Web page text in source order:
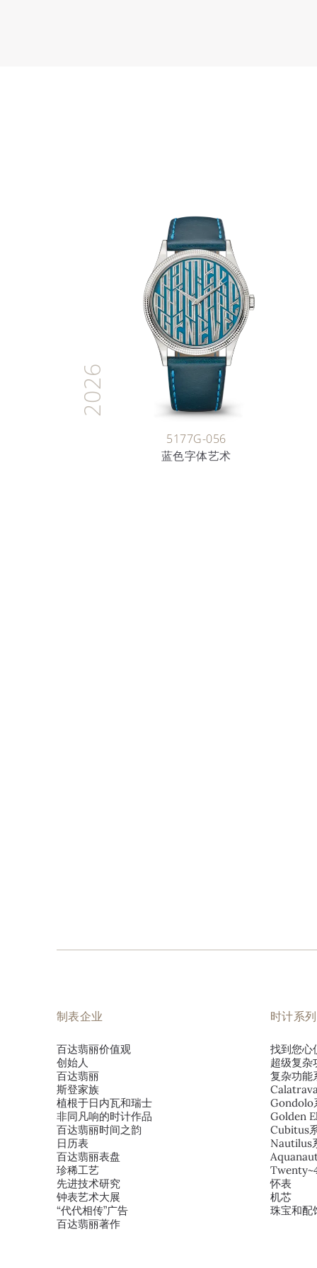
2026
5177G-056
蓝色字体艺术
制表企业
百达翡丽价值观
创始人
百达翡丽
斯登家族
植根于日内瓦和瑞士
非同凡响的时计作品
百达翡丽时间之韵
日历表
百达翡丽表盘
珍稀工艺
先进技术研究
钟表艺术大展
“代代相传”广告
百达翡丽著作
时计系列
找到您心
超级复杂
复杂功能
Gondolo
Golden
Cubitus
Nautilus
怀表
机芯
珠宝和配